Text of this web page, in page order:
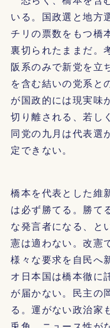
いる。国政選と地方
チリの票数をもつ橋
裏切られたままだ。
阪系のみで新党を立
を含む結いの党系と
が国政的には現実味
切り離される、若し
同党の九月は代表選
定できない。
橋本を代表とした維
は必ず勝てる。勝て
な発言者になる、と
憲は適わない。改憲
様々な要求を自民へ
オ日本国は橋本徹に
が届かない。民主の
る。運がない政治家